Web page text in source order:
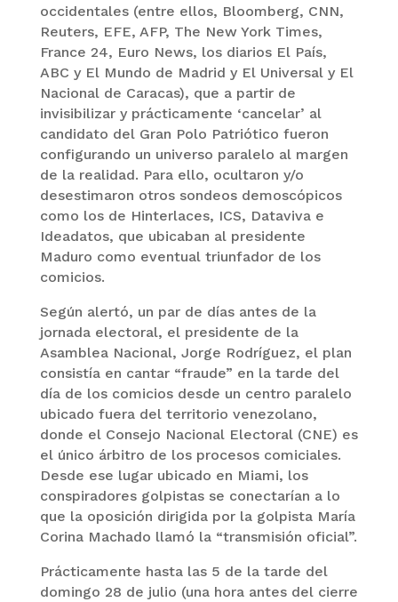
occidentales (entre ellos, Bloomberg, CNN,
Reuters, EFE, AFP, The New York Times,
France 24, Euro News, los diarios El País,
ABC y El Mundo de Madrid y El Universal y El
Nacional de Caracas), que a partir de
invisibilizar y prácticamente ‘cancelar’ al
candidato del Gran Polo Patriótico fueron
configurando un universo paralelo al margen
de la realidad. Para ello, ocultaron y/o
desestimaron otros sondeos demoscópicos
como los de Hinterlaces, ICS, Dataviva e
Ideadatos, que ubicaban al presidente
Maduro como eventual triunfador de los
comicios.
Según alertó, un par de días antes de la
jornada electoral, el presidente de la
Asamblea Nacional, Jorge Rodríguez, el plan
consistía en cantar “fraude” en la tarde del
día de los comicios desde un centro paralelo
ubicado fuera del territorio venezolano,
donde el Consejo Nacional Electoral (CNE) es
el único árbitro de los procesos comiciales.
Desde ese lugar ubicado en Miami, los
conspiradores golpistas se conectarían a lo
que la oposición dirigida por la golpista María
Corina Machado llamó la “transmisión oficial”.
Prácticamente hasta las 5 de la tarde del
domingo 28 de julio (una hora antes del cierre